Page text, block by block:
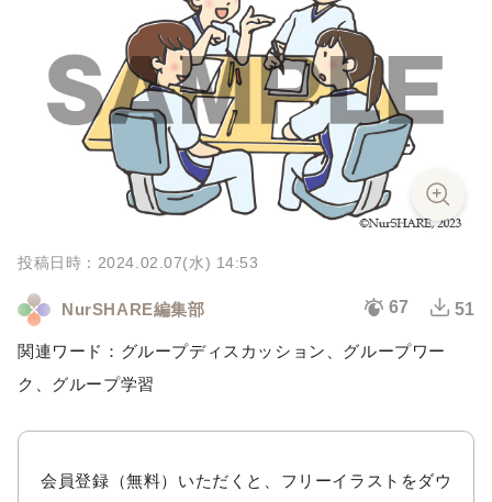
投稿日時：2024.02.07(水) 14:53
NurSHARE編集部 67 51
関連ワード：グループディスカッション、グループワー
ク、グループ学習
会員登録（無料）いただくと、フリーイラストをダウ